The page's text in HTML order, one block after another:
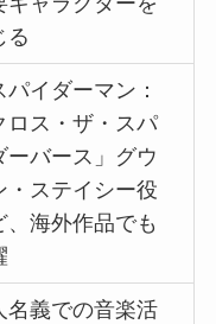
る
パイダーマン：
ロス・ザ・スパ
ーバース」グウ
・ステイシー役
、海外作品でも
名義での音楽活